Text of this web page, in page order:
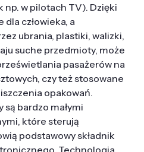
w pilotach TV). Dzięki
człowieka, a
ubrania, plastiki, walizki,
suche przedmioty, może
pasażerów na
czy też stosowane
opakowań.
bardzo małymi
które sterują
podstawowy składnik
Technologia